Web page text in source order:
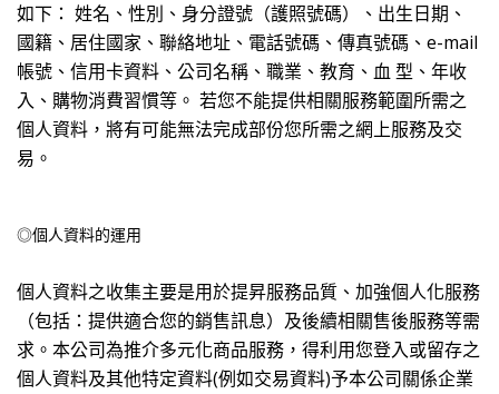
如下： 姓名、性別、身分證號（護照號碼）、出生日期、
國籍、居住國家、聯絡地址、電話號碼、傳真號碼、e-mail
帳號、信用卡資料、公司名稱、職業、教育、血 型、年收
入、購物消費習慣等。 若您不能提供相關服務範圍所需之
個人資料，將有可能無法完成部份您所需之網上服務及交
易。
◎個人資料的運用
個人資料之收集主要是用於提昇服務品質、加強個人化服務
（包括：提供適合您的銷售訊息）及後續相關售後服務等需
求。本公司為推介多元化商品服務，得利用您登入或留存之
個人資料及其他特定資料(例如交易資料)予本公司關係企業